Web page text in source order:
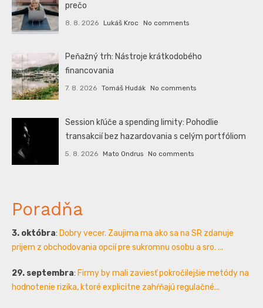
prečo
8. 8. 2026 Lukáš Kroc No comments
Peňažný trh: Nástroje krátkodobého
financovania
7. 8. 2026 Tomáš Hudák No comments
Session kľúče a spending limity: Pohodlie
transakcií bez hazardovania s celým portfóliom
5. 8. 2026 Mato Ondrus No comments
Poradňa
3. októbra: Dobry vecer. Zaujima ma ako sa na SR zdanuje
prijem z obchodovania opcií pre sukromnu osobu a sro. ...
29. septembra: Firmy by mali zaviesť pokročilejšie metódy na
hodnotenie rizika, ktoré explicitne zahŕňajú regulačné...